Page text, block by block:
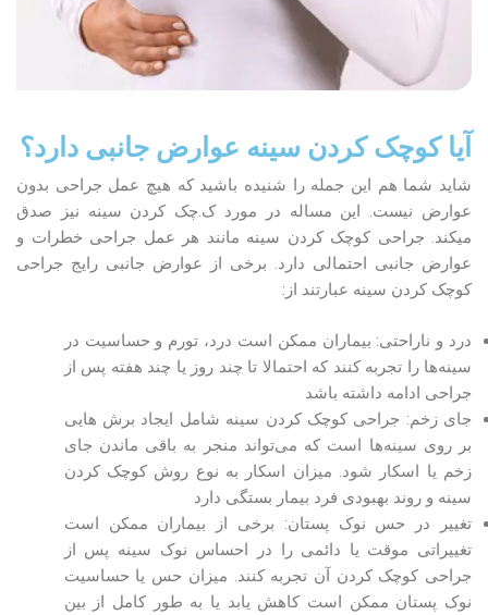
آیا کوچک کردن سینه عوارض جانبی دارد؟
شاید شما هم این جمله را شنیده باشید که هیچ عمل جراحی بدون
عوارض نیست. این مساله در مورد ک.چک کردن سینه نیز صدق
می‎کند. جراحی کوچک کردن سینه مانند هر عمل جراحی خطرات و
عوارض جانبی احتمالی دارد. برخی از عوارض جانبی رایج جراحی
کوچک کردن سینه عبارتند از:
درد و ناراحتی: بیماران ممکن است درد، تورم و حساسیت در
سینه‌ها را تجربه کنند که احتمالا تا چند روز یا چند هفته پس از
جراحی ادامه داشته باشد
جای زخم: جراحی کوچک کردن سینه شامل ایجاد برش هایی
بر روی سینه‌ها است که می‌تواند منجر به باقی ماندن جای
زخم یا اسکار شود. میزان اسکار به نوع روش کوچک کردن
سینه و روند بهبودی فرد بیمار بستگی دارد
تغییر در حس نوک پستان: برخی از بیماران ممکن است
تغییراتی موقت یا دائمی را در احساس نوک سینه پس از
جراحی کوچک کردن آن تجربه کنند. میزان حس یا حساسیت
نوک پستان ممکن است کاهش یابد یا به طور کامل از بین